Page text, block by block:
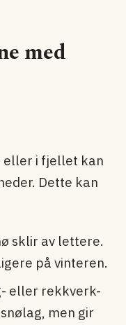
med
eller i fjellet kan
Dette kan
sklir av lettere.
på vinteren.
eller rekkverk-
men gir